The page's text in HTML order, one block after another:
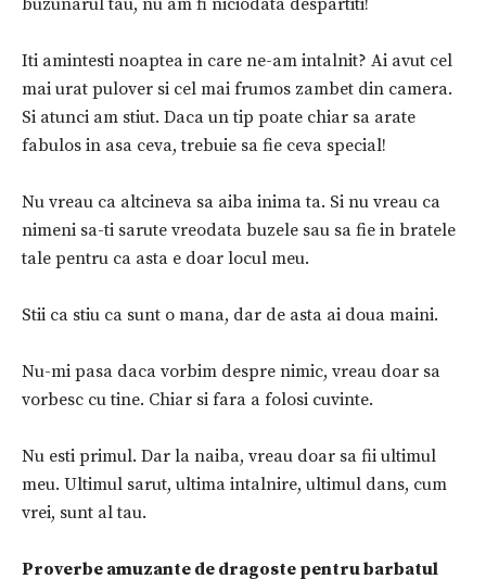
buzunarul tau, nu am fi niciodata despartiti!
Iti amintesti noaptea in care ne-am intalnit? Ai avut cel
mai urat pulover si cel mai frumos zambet din camera.
Si atunci am stiut. Daca un tip poate chiar sa arate
fabulos in asa ceva, trebuie sa fie ceva special!
Nu vreau ca altcineva sa aiba inima ta. Si nu vreau ca
nimeni sa-ti sarute vreodata buzele sau sa fie in bratele
tale pentru ca asta e doar locul meu.
Stii ca stiu ca sunt o mana, dar de asta ai doua maini.
Nu-mi pasa daca vorbim despre nimic, vreau doar sa
vorbesc cu tine. Chiar si fara a folosi cuvinte.
Nu esti primul. Dar la naiba, vreau doar sa fii ultimul
meu. Ultimul sarut, ultima intalnire, ultimul dans, cum
vrei, sunt al tau.
Proverbe amuzante de dragoste pentru barbatul